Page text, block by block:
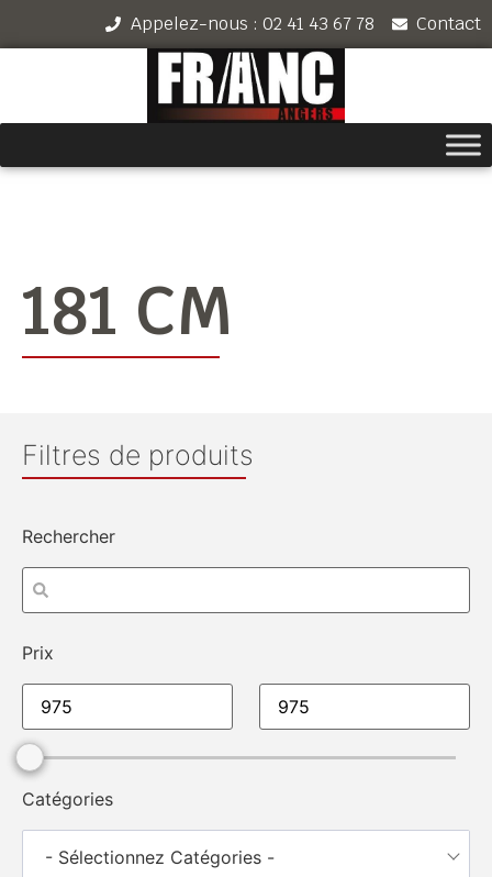
Appelez-nous : 02 41 43 67 78 Contact
181 CM
Filtres de produits
Rechercher
Prix
Catégories
- Sélectionnez Catégories -